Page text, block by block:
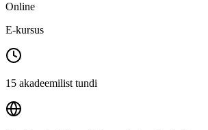
Online
E-kursus
15 akadeemilist tundi